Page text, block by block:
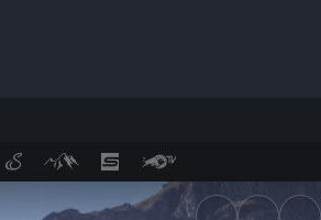
der Frauen